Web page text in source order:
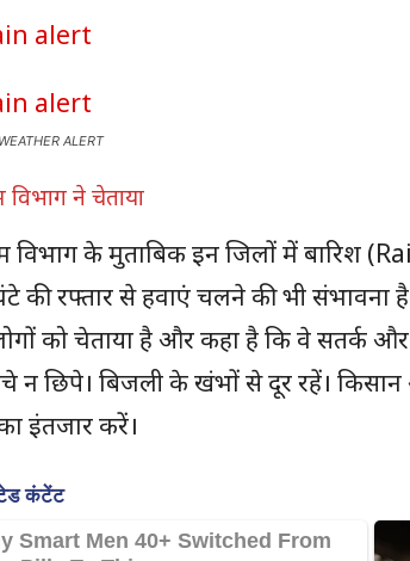
ALERT
विभाग ने चेताया
विभाग के मुताबिक इन जिलों में बारिश
की रफ्तार से हवाएं चलने की भी
को चेताया है और कहा है कि वे सतर्क और
न छिपे। बिजली के खंभों से दूर रहें।
इंतजार करें।